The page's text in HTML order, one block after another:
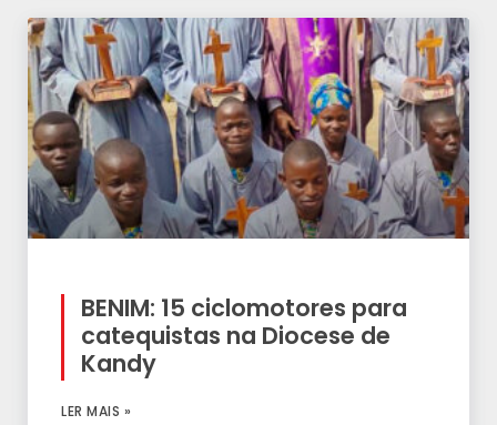
BENIM: 15 ciclomotores para
catequistas na Diocese de
Kandy
LER MAIS »